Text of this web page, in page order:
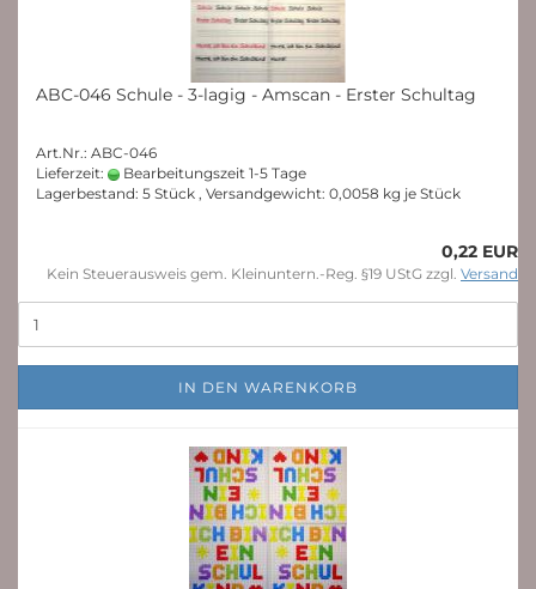
ABC-046 Schule - 3-lagig - Amscan - Erster Schultag
Art.Nr.: ABC-046
Lieferzeit:
Bearbeitungszeit 1-5 Tage
Lagerbestand: 5 Stück , Versandgewicht: 0,0058 kg je Stück
0,22 EUR
Kein Steuerausweis gem. Kleinuntern.-Reg. §19 UStG zzgl. Versand
IN DEN WARENKORB